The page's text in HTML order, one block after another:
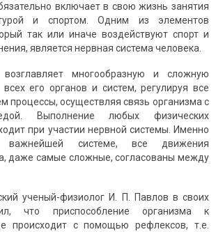
включает в свою жизнь занятия
и спортом. Одним из элементов
так или иначе воздействуют спорт и
является нервная система человека.
многообразную и сложную
его органов и систем, регулируя все
процессы, осуществляя связь организма с
Выполнение любых физических
при участии нервной системы. Именно
важнейшей системе, все движения
даже самые сложные, согласованы между
ученый-физиолог И. П. Павлов в своих
что приспособление организ­ма к
происходит с помощью реф­лексов, т.е.